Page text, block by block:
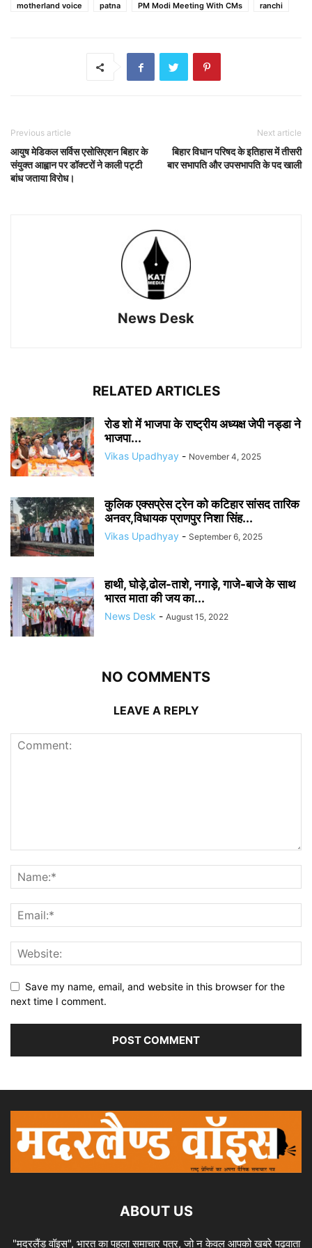
motherland voice
patna PM Modi Meeting With CMs ranchi
Previous article
आयुष मेडिकल सर्विस एसोसिएशन बिहार के
संयुक्त आह्वान पर डॉक्टरों ने काली पट्टी
बांध जताया विरोध।
Next article
बिहार विधान परिषद के इतिहास में तीसरी
बार सभापति और उपसभापति के पद खाली
News Desk
RELATED ARTICLES
रोड शो में भाजपा के राष्ट्रीय अध्यक्ष जेपी नड्डा ने
भाजपा...
Vikas Upadhyay - November 4, 2025
कुलिक एक्सप्रेस ट्रेन को कटिहार सांसद तारिक
अनवर,विधायक प्राणपुर निशा सिंह...
Vikas Upadhyay - September 6, 2025
हाथी, घोड़े,ढोल-ताशे, नगाड़े, गाजे-बाजे के साथ
भारत माता की जय का...
News Desk - August 15, 2022
NO COMMENTS
LEAVE A REPLY
Save my name, email, and website in this browser for the
next time I comment.
ABOUT US
"मदरलैंड वॉइस", भारत का पहला समाचार पत्र, जो न केवल आपको खबरे पढ़वाता